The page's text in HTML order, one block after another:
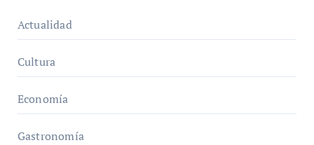
Actualidad
Cultura
Economía
Gastronomía